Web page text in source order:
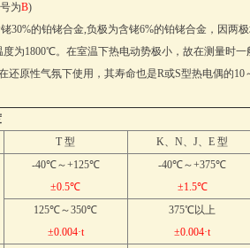
为B)
的铂铑合金,负极为含铑6%的铂铑合金，因两
为1800℃。在室温下热电动势极小，故在测量时
还原性气氛下使用，其寿命也是R或S型热电偶的10
T 型
K、N、J、E 型
-40℃～+125℃
±0.5℃
-40℃～+375℃
±1.5℃
125℃～350℃
±0.004·t
375℃以上
±0.004·t